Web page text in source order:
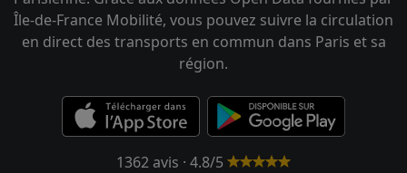
Île-de-France Mobilité, vous pouvez suivre la circulation
en direct des transports en commun dans Paris et sa
région.
1362 avis · 4.8/5